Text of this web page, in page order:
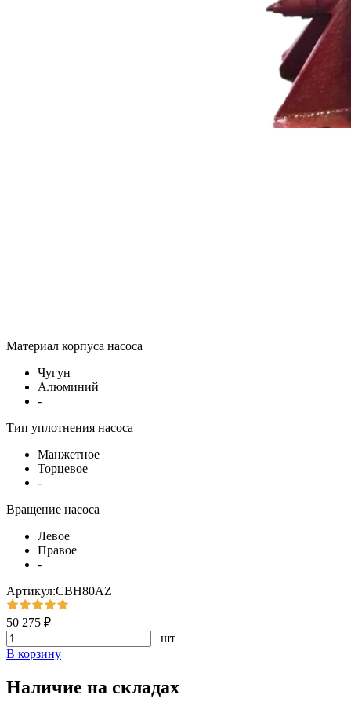
Материал корпуса насоса
Чугун
Алюминий
-
Тип уплотнения насоса
Манжетное
Торцевое
-
Вращение насоса
Левое
Правое
-
Артикул:СВН80AZ
50 275 ₽
шт
В корзину
Наличие на складах